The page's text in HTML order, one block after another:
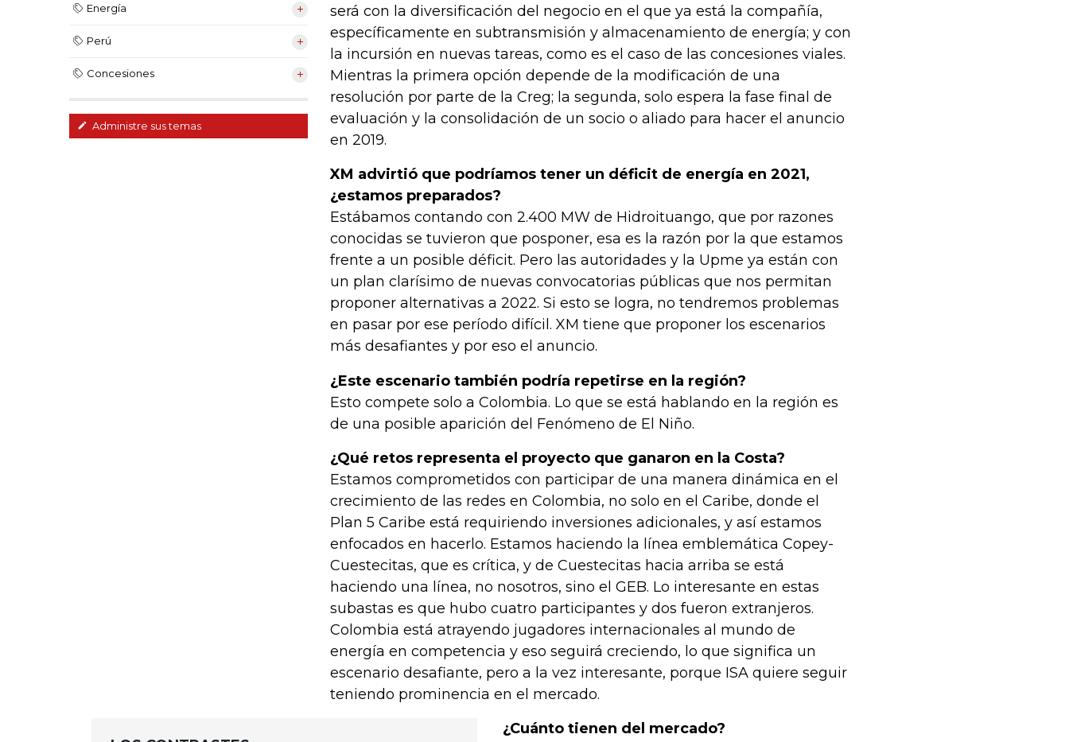
Energía
Perú
Concesiones
Administre sus temas
será con la diversificación del negocio en el que ya está la compañía,
específicamente en subtransmisión y almacenamiento de energía; y con
la incursión en nuevas tareas, como es el caso de las concesiones viales.
Mientras la primera opción depende de la modificación de una
resolución por parte de la Creg; la segunda, solo espera la fase final de
evaluación y la consolidación de un socio o aliado para hacer el anuncio
en 2019.
XM advirtió que podríamos tener un déficit de energía en 2021,
¿estamos preparados?
Estábamos contando con 2.400 MW de Hidroituango, que por razones
conocidas se tuvieron que posponer, esa es la razón por la que estamos
frente a un posible déficit. Pero las autoridades y la Upme ya están con
un plan clarísimo de nuevas convocatorias públicas que nos permitan
proponer alternativas a 2022. Si esto se logra, no tendremos problemas
en pasar por ese período difícil. XM tiene que proponer los escenarios
más desafiantes y por eso el anuncio.
¿Este escenario también podría repetirse en la región?
Esto compete solo a Colombia. Lo que se está hablando en la región es
de una posible aparición del Fenómeno de El Niño.
¿Qué retos representa el proyecto que ganaron en la Costa?
Estamos comprometidos con participar de una manera dinámica en el
crecimiento de las redes en Colombia, no solo en el Caribe, donde el
Plan 5 Caribe está requiriendo inversiones adicionales, y así estamos
enfocados en hacerlo. Estamos haciendo la línea emblemática Copey-
Cuestecitas, que es crítica, y de Cuestecitas hacia arriba se está
haciendo una línea, no nosotros, sino el GEB. Lo interesante en estas
subastas es que hubo cuatro participantes y dos fueron extranjeros.
Colombia está atrayendo jugadores internacionales al mundo de
energía en competencia y eso seguirá creciendo, lo que significa un
escenario desafiante, pero a la vez interesante, porque ISA quiere seguir
teniendo prominencia en el mercado.
¿Cuánto tienen del mercado?